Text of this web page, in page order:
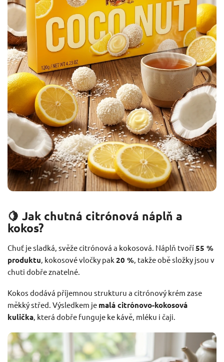
🍋 Jak chutná citrónová náplň a
kokos?
Chuť je sladká, svěže citrónová a kokosová. Náplň tvoří55 %
produktu, kokosové vločky pak 20 %, takže obě složky jsou v
chuti dobře znatelné.
Kokos dodává příjemnou strukturu a citrónový krém zase
měkký střed. Výsledkem je malá citrónovo-kokosová
kulička, která dobře funguje ke kávě, mléku i čaji.